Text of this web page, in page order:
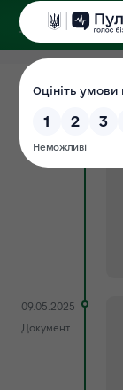
28.05.2026
Документ
09.05.2025
Документ